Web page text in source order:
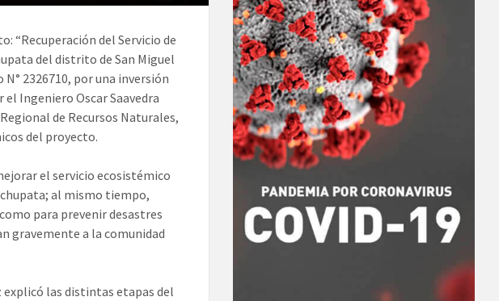
“Recuperación del Servicio de
del distrito de San Miguel
N° 2326710, por una inversión
el Ingeniero Oscar Saavedra
de Recursos Naturales,
del proyecto.
el servicio ecosistémico
al mismo tiempo,
para prevenir desastres
gravemente a la comunidad
explicó las distintas etapas del